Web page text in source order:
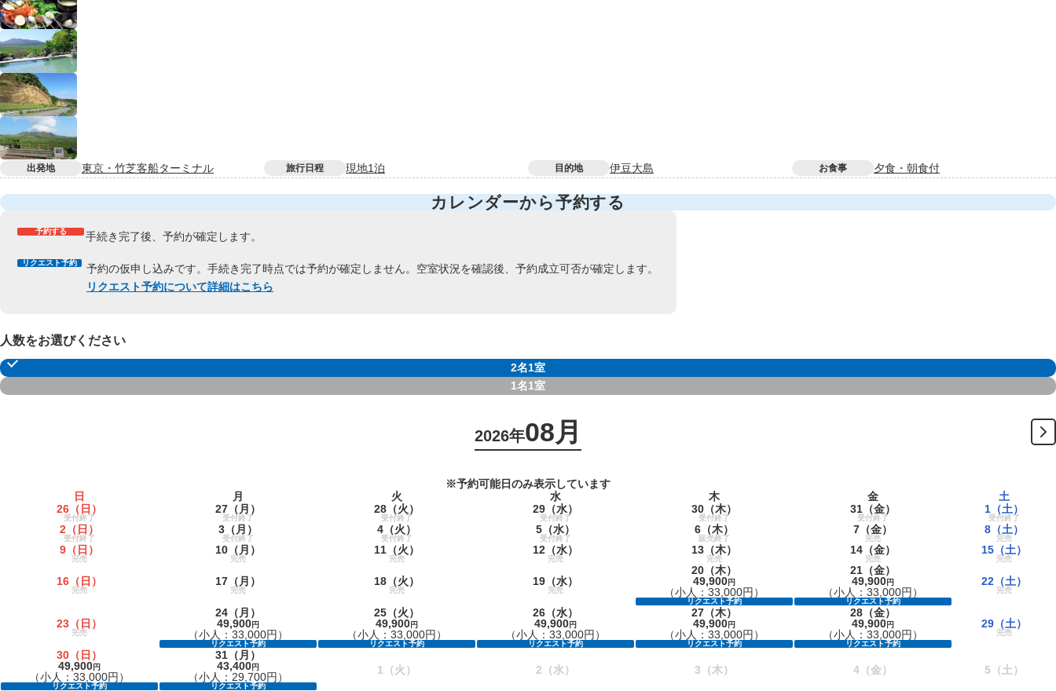
出発地 東京・竹芝客船ターミナル 旅行日程 現地1泊 目的地 伊豆大島 お食事 夕食・朝食付
カレンダーから予約する
予約する 手続き完了後、予約が確定します。
リクエスト予約
予約の仮申し込みです。手続き完了時点では予約が確定しません。空室状況を確認後、予約成立可否が確定します。
リクエスト予約について詳細はこちら
人数をお選びください
2名1室
1名1室
2026年08月
※予約可能日のみ表示しています
日
月 火 水 木 金
土
26 （日）
受付終了
27 （月）
受付終了
28 （火）
受付終了
29 （水）
受付終了
30 （木）
受付終了
31 （金）
受付終了
1 （土）
受付終了
2 （日）
受付終了
3 （月）
受付終了
4 （火）
受付終了
5 （水）
受付終了
6 （木）
販売終了
7 （金）
完売
8 （土）
完売
9 （日）
完売
10 （月）
完売
11 （火）
完売
12 （水）
完売
13 （木）
完売
14 （金）
完売
15 （土）
完売
16 （日）
完売
17 （月）
完売
18 （火）
完売
19 （水）
完売
20 （木）
49,900円
（小人：33,000円）
リクエスト予約
21 （金）
49,900円
（小人：33,000円）
リクエスト予約
22 （土）
完売
23 （日）
完売
24 （月）
49,900円
（小人：33,000円）
リクエスト予約
25 （火）
49,900円
（小人：33,000円）
リクエスト予約
26 （水）
49,900円
（小人：33,000円）
リクエスト予約
27 （木）
49,900円
（小人：33,000円）
リクエスト予約
28 （金）
49,900円
（小人：33,000円）
リクエスト予約
29 （土）
完売
30 （日）
49,900円
（小人：33,000円）
リクエスト予約
31 （月）
43,400円
（小人：29,700円）
リクエスト予約
1 （火） 2 （水） 3 （木） 4 （金） 5 （土）